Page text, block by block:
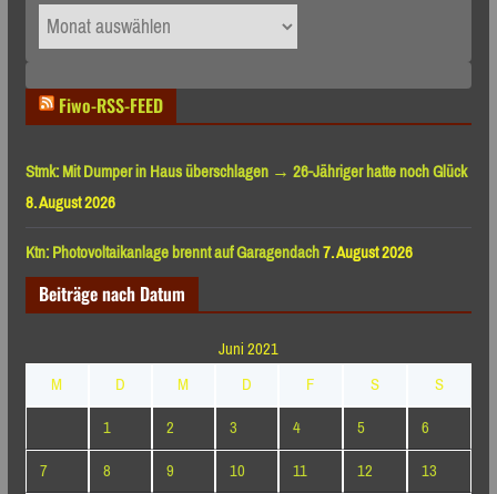
Archiv
nach
Fiwo-RSS-FEED
Stmk: Mit Dumper in Haus überschlagen → 26-Jähriger hatte noch Glück
8. August 2026
Ktn: Photovoltaikanlage brennt auf Garagendach7. August 2026
Beiträge nach Datum
Juni 2021
M
D M D F S
S
1
2 3 4 5
6
7
8 9 10 11 12 13